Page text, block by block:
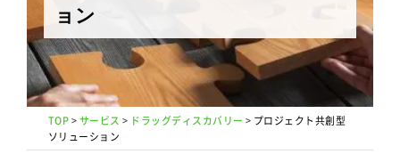
採用情報
企業情報
お問合せ
Search
ョン
TOP>サービス > ドラッグディスカバリー > プロジェクト共創型
ソリューション